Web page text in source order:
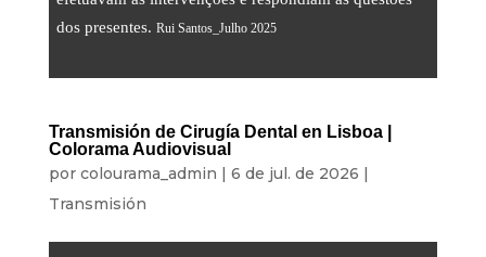
Películas y series
dos presentes. Rui Santos_Julho 2025
Transmisión de Cirugía Dental en Lisboa |
Colorama Audiovisual
por colourama_admin 6 de jul. de 2026
Transmisión